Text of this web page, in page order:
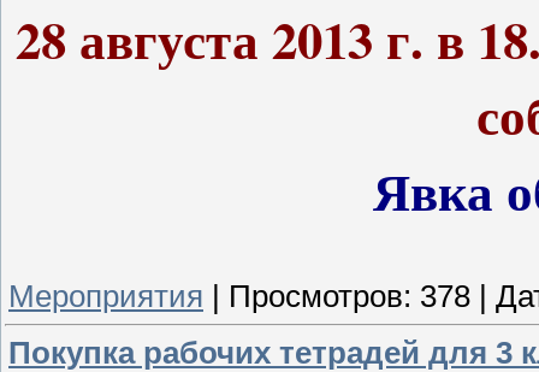
28 августа 2013 г. в
Явка
Мероприятия Просмотров: 378
Покупка рабочих тетрадей для 3